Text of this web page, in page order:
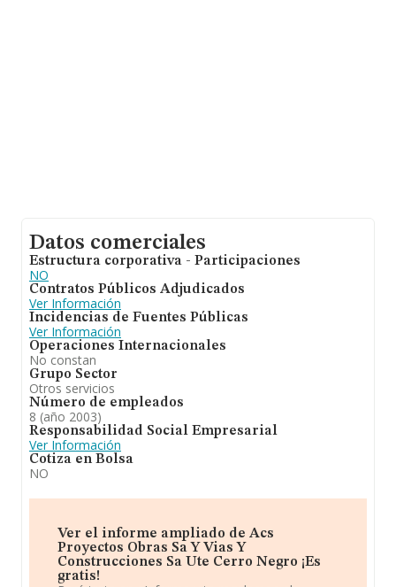
Datos comerciales
Estructura corporativa - Participaciones
NO
Contratos Públicos Adjudicados
Ver Información
Incidencias de Fuentes Públicas
Ver Información
Operaciones Internacionales
No constan
Grupo Sector
Otros servicios
Número de empleados
8 (año 2003)
Responsabilidad Social Empresarial
Ver Información
Cotiza en Bolsa
NO
Ver el informe ampliado de Acs
Proyectos Obras Sa Y Vias Y
Construcciones Sa Ute Cerro Negro ¡Es
gratis!